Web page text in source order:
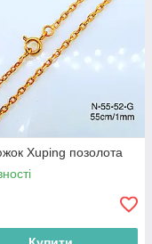
Xuping позолота